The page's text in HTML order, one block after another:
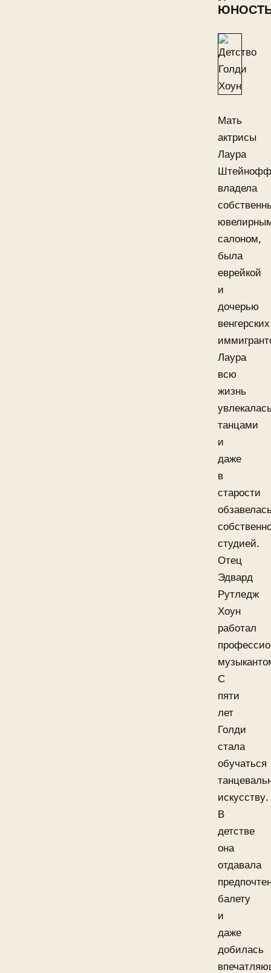
Мать
актрисы
Лаура
Штейнофф
владела
салоном,
была
еврейкой
и
дочерью
венгерских
Лаура
всю
жизнь
танцами
и
даже
в
старости
студией.
Отец
Эдвард
Рутледж
Хоун
работал
С
пяти
лет
Голди
стала
обучаться
искусству.
В
детстве
она
отдавала
балету
и
даже
добилась